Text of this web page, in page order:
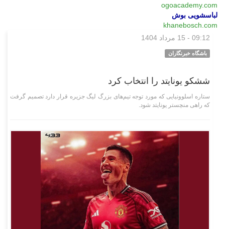
ogoacademy.com
لباسشویی بوش
khanebosch.com
09:12 - 15 مرداد 1404
باشگاه خبرنگاران
ششکو یونایتد را انتخاب کرد
ستاره اسلوونیایی که مورد توجه تیم‌های بزرگ لیگ جزیره قرار دارد تصمیم گرفت
که راهی منچستر یونایتد شود.